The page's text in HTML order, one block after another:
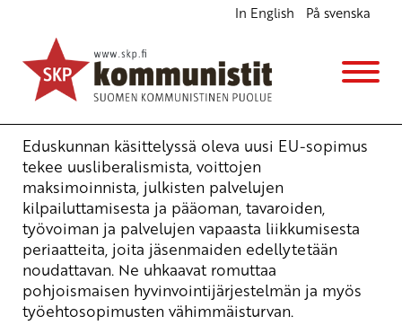
In English På svenska
EU-sopimus polkee työntekijöiden oikeuksia
Ajankohtaista
19.5.2008 - 13:58(Muokattu 6.11.2025 - 13:39)
Eduskunnan käsittelyssä oleva uusi EU-sopimus
tekee uusliberalismista, voittojen
maksimoinnista, julkisten palvelujen
kilpailuttamisesta ja pääoman, tavaroiden,
työvoiman ja palvelujen vapaasta liikkumisesta
periaatteita, joita jäsenmaiden edellytetään
noudattavan. Ne uhkaavat romuttaa
pohjoismaisen hyvinvointijärjestelmän ja myös
työehtosopimusten vähimmäisturvan.